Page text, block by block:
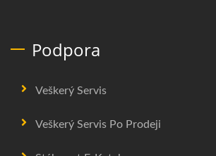
Podpora
Veškerý Servis
Veškerý Servis Po Prodeji